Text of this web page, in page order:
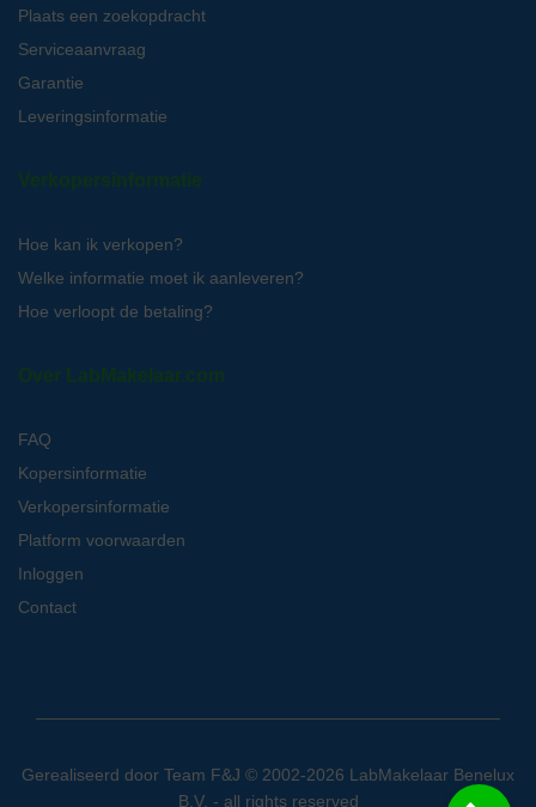
Plaats een zoekopdracht
Serviceaanvraag
Garantie
Leveringsinformatie
Verkopersinformatie
Hoe kan ik verkopen?
Welke informatie moet ik aanleveren?
Hoe verloopt de betaling?
Over LabMakelaar.com
FAQ
Kopersinformatie
Verkopersinformatie
Platform voorwaarden
Inloggen
Contact
Gerealiseerd door Team F&J © 2002-2026 LabMakelaar Benelux
B.V. - all rights reserved